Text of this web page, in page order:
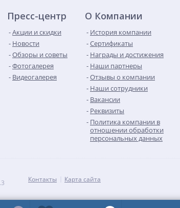
Пресс-центр
Акции и скидки
Новости
Обзоры и советы
Фотогалерея
Видеогалерея
О Компании
История компании
Сертификаты
Награды и достижения
Наши партнеры
Отзывы о компании
Наши сотрудники
Вакансии
Реквизиты
Политика компании в
отношении обработки
персональных данных
Контакты Карта сайта